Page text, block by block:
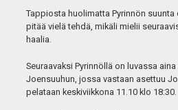
Tappiosta huolimatta Pyrinnön suunta
pitää vielä tehdä, mikäli mielii
haalia.
Seuraavaksi Pyrinnöllä on luvassa
Joensuuhun, jossa vastaan asettuu
pelataan keskiviikkona 11.10 klo 18:30.